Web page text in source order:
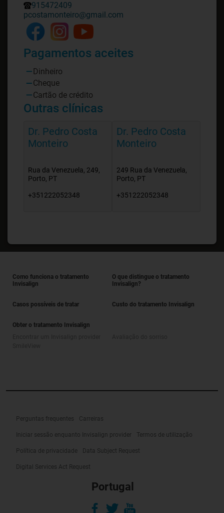
915472409
pcostamonteiro@gmail.com
Pagamentos aceites
Dinheiro
Cheque
Cartão de crédito
Outras clínicas
Dr. Pedro Costa
Monteiro
Rua da Venezuela, 249,
Porto, PT
+351222052348
Dr. Pedro Costa
Monteiro
249 Rua da Venezuela,
Porto, PT
+351222052348
Como funciona o tratamento
Invisalign
O que distingue o tratamento
Invisalign?
Casos possíveis de tratar Custo do tratamento Invisalign
Obter o tratamento Invisalign
Perguntas frequentes Carreiras
Iniciar sessão enquanto Invisalign provider Termos de utilização
Política de privacidade Data Subject Request
Digital Services Act Request
Portugal